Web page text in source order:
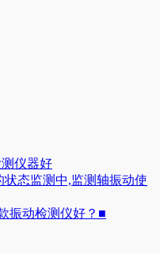
仪器好
态监测中,监测轴振动使
振动检测仪好？■